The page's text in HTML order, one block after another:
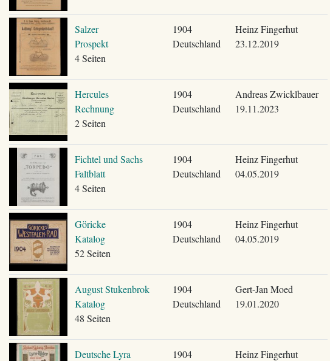
Salzer
Prospekt
4 Seiten
1904
Deutschland
Heinz Fingerhut
23.12.2019
Hercules
Rechnung
2 Seiten
1904
Deutschland
Andreas Zwicklbauer
19.11.2023
Fichtel und Sachs
Faltblatt
4 Seiten
1904
Deutschland
Heinz Fingerhut
04.05.2019
Göricke
Katalog
52 Seiten
1904
Deutschland
Heinz Fingerhut
04.05.2019
August Stukenbrok
Katalog
48 Seiten
1904
Deutschland
Gert-Jan Moed
19.01.2020
Deutsche Lyra
1904
Heinz Fingerhut